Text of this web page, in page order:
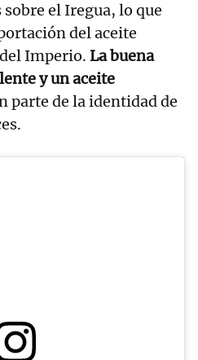
el Iregua, lo que
del aceite
Imperio. La buena
y un aceite
parte de la identidad de